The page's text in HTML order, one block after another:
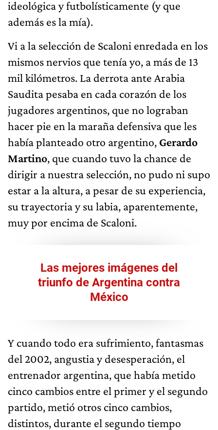
ideológica y futbolísticamente (y que
además es la mía).
Vi a la selección de Scaloni enredada en los
mismos nervios que tenía yo, a más de 13
mil kilómetros. La derrota ante Arabia
Saudita pesaba en cada corazón de los
jugadores argentinos, que no lograban
hacer pie en la maraña defensiva que les
había planteado otro argentino, Gerardo
Martino, que cuando tuvo la chance de
dirigir a nuestra selección, no pudo ni supo
estar a la altura, a pesar de su experiencia,
su trayectoria y su labia, aparentemente,
muy por encima de Scaloni.
Las mejores imágenes del
triunfo de Argentina contra
México
Y cuando todo era sufrimiento, fantasmas
del 2002, angustia y desesperación, el
entrenador argentina, que había metido
cinco cambios entre el primer y el segundo
partido, metió otros cinco cambios,
distintos, durante el segundo tiempo